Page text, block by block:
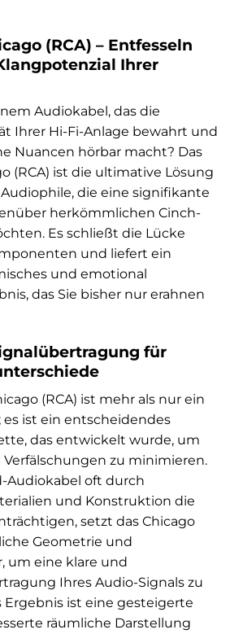
(RCA) – Entfesseln
Ihrer
Audiokabel, das die
Ihrer Hi-Fi-Anlage bewahrt und
Nuancen hörbar macht? Das
(RCA) ist die ultimative Lösung
die eine signifikante
herkömmlichen Cinch-
Es schließt die Lücke
und liefert ein
und emotional
das Sie bisher nur erahnen
für
(RCA) ist mehr als nur ein
ist ein entscheidendes
das entwickelt wurde, um
zu minimieren.
Audiokabel oft durch
und Konstruktion die
setzt das Chicago
Geometrie und
um eine klare und
Ihres Audio-Signals zu
Ergebnis ist eine gesteigerte
räumliche Darstellung